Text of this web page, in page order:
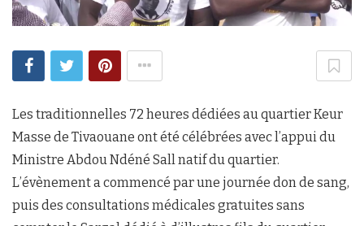
Les traditionnelles 72 heures dédiées au quartier Keur
Masse de Tivaouane ont été célébrées avec l’appui du
Ministre Abdou Ndéné Sall natif du quartier.
L’évènement a commencé par une journée don de sang,
puis des consultations médicales gratuites sans